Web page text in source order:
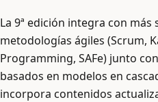
La 9ª edición integra con
metodologías ágiles (Scrum,
Programming, SAFe) junto
basados en modelos en
incorpora contenidos